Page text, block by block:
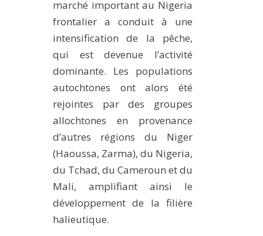
marché important au Nigeria
frontalier a conduit à une
intensification de la pêche,
qui est devenue l’activité
dominante. Les populations
autochtones ont alors été
rejointes par des groupes
allochtones en provenance
d’autres régions du Niger
(Haoussa, Zarma), du Nigeria,
du Tchad, du Cameroun et du
Mali, amplifiant ainsi le
développement de la filière
halieutique.